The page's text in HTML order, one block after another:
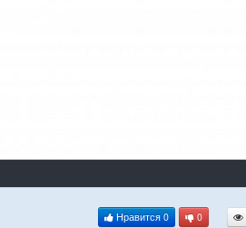
Нравится 0 0